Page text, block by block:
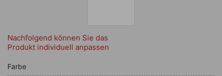
Nachfolgend können Sie das
Produkt individuell anpassen
Nachfolgend können Sie das
Farbe